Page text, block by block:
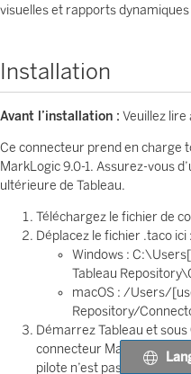
visuelles et rapports dynamiques
Installation
Avant l’installation : Veuillez lire
Ce connecteur prend en charge
MarkLogic 9.0-1. Assurez-vous
ultérieure de Tableau.
Téléchargez le fichier de
Déplacez le fichier .taco ici :
Windows :
Tableau
macOS : /Users/
Repository/
Démarrez Tableau et sous
connecteur MarkLogic. (
pilote n’est pas encore